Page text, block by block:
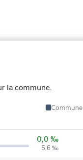
la commune.
Commune
0,0 ‰
5,6 ‰